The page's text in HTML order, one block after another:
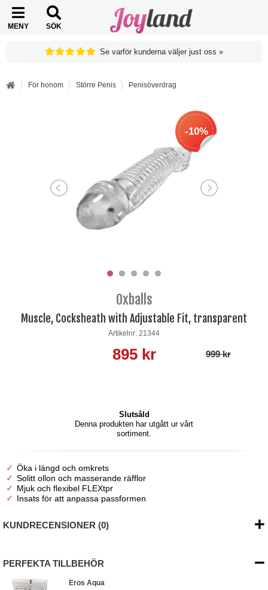
MENY SÖK
Se varför kunderna väljer just oss »
För honom Större Penis Penisöverdrag
-10%
Oxballs
Muscle, Cocksheath with Adjustable Fit, transparent
Artikelnr: 21344
895 kr 999 kr
Slutsåld
Denna produkten har utgått ur vårt
sortiment.
Öka i längd och omkrets
Solitt ollon och masserande räfflor
Mjuk och flexibel FLEXtpr
Insats för att anpassa passformen
KUNDRECENSIONER (0)
PERFEKTA TILLBEHÖR
Eros Aqua